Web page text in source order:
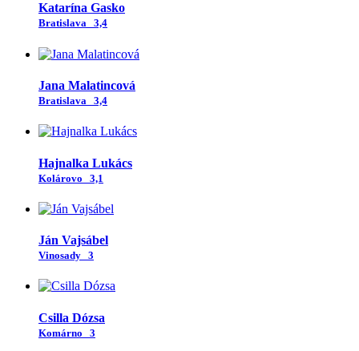
Katarína Gasko
Bratislava 3,4
Jana Malatincová
Bratislava 3,4
Hajnalka Lukács
Kolárovo 3,1
Ján Vajsábel
Vinosady 3
Csilla Dózsa
Komárno 3